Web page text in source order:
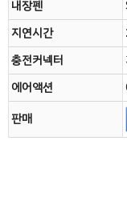
내장펜
지연시간
충전커넥터
에어액션
판매